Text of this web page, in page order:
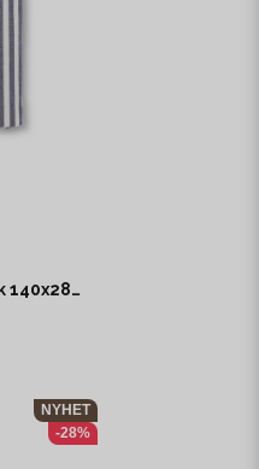
Jakobsdals Cuisine Duk 140x280 cm Offwhite/Blå
NYHET
-28%